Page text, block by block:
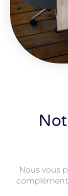
Nous vous